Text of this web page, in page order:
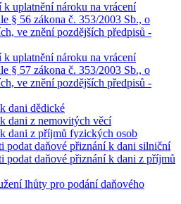
uplatnění nároku na vrácení
§ 56 zákona č. 353/2003 Sb., o
ve znění pozdějších předpisů -
uplatnění nároku na vrácení
§ 57 zákona č. 353/2003 Sb., o
ve znění pozdějších předpisů -
dani dědické
dani z nemovitých věcí
dani z příjmů fyzických osob
podat daňové přiznání k dani silniční
podat daňové přiznání k dani z příjmů
lhůty pro podání daňového